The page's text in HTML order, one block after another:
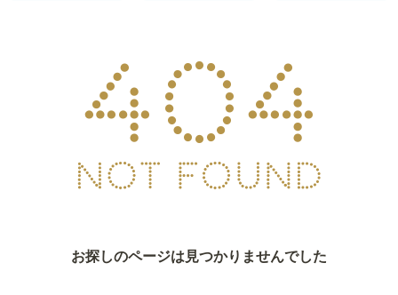
お探しのページは見つかりませんでした